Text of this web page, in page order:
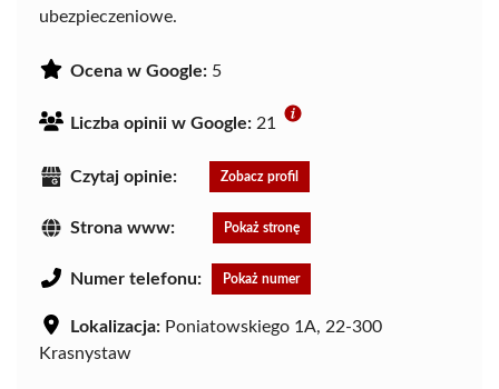
ubezpieczeniowe.
Ocena w Google: 5
Liczba opinii w Google: 21
Czytaj opinie: Zobacz profil
Strona www: Pokaż stronę
Numer telefonu: Pokaż numer
Lokalizacja: Poniatowskiego 1A, 22-300
Krasnystaw